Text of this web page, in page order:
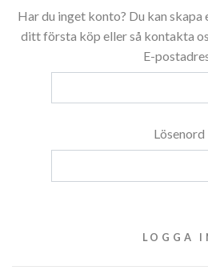
Har du inget konto? Du kan
ditt första köp eller så kontakta
E-
Lösenord